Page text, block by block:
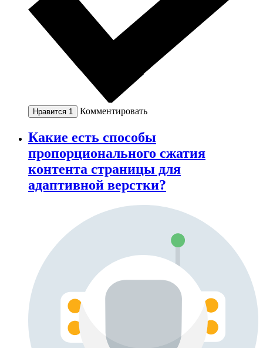
Нравится 1 Комментировать
Какие есть способы
пропорционального сжатия
контента страницы для
адаптивной верстки?